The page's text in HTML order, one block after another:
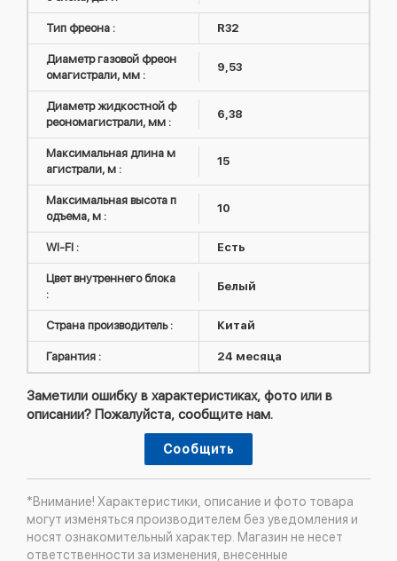
Тип фреона : R32
Диаметр газовой фреон
омагистрали, мм :
9,53
Диаметр жидкостной ф
реономагистрали, мм :
6,38
Максимальная длина м
агистрали, м :
15
Максимальная высота п
одъема, м :
10
WI-FI : Есть
Цвет внутреннего блока
:
Белый
Страна производитель : Китай
Гарантия : 24 месяца
Заметили ошибку в характеристиках, фото или в
описании? Пожалуйста, сообщите нам.
Сообщить
*Внимание! Характеристики, описание и фото товара
могут изменяться производителем без уведомления и
носят ознакомительный характер. Магазин не несет
ответственности за изменения, внесенные